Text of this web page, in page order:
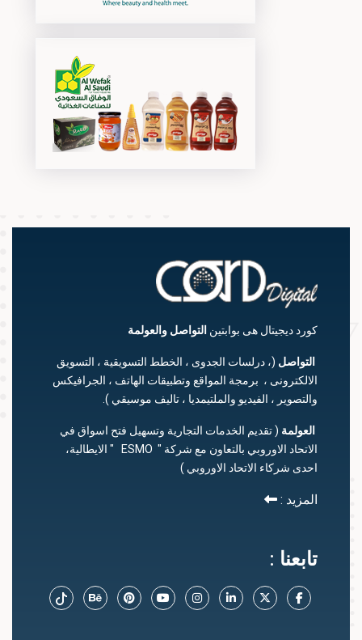
كورد ديجيتال هى بوابتينالتواصلوالعولمة
التواصل (، درلسات الجدوى ، الخطط التسويقية ، التسويق
الالكترونى ، برمجة المواقع وتطبيقات الهاتف ، الجرافيكس
والتصوير ، الفيديو والملتيمديا ، تاليف موسيقي ).
العولمة ( تقديم الخدمات التجارية وتسهيل فتح اسواق في
الاتحاد الاوروبي بالتعاون مع شركة " ESMO " الايطالية،
احدى شركاء الاتحاد الاوروبي )
المزيد :
تابعنا :